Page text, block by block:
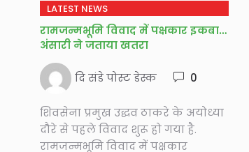
LATEST NEWS
रामजन्मभूमि विवाद में पक्षकार इकबाल
अंसारी ने जताया खतरा
दि संडे पोस्ट डेस्क 0
शिवसेना प्रमुख उद्धव ठाकरे के अयोध्या
दौरे से पहले विवाद शुरू हो गया है.
रामजन्मभूमि विवाद में पक्षकार